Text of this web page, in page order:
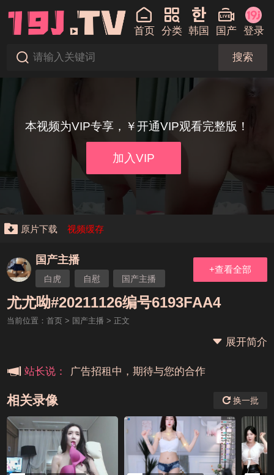
首页 分类 韩国 国产 登录
搜索
本视频为VIP专享，￥开通VIP观看完整版！
加入VIP
原片下载 视频缓存
国产主播
白虎 自慰
国产主播
尤尤呦
+查看全部
尤尤呦#20211126编号6193FAA4
当前位置： 首页> 国产主播 > 正文
展开简介
站长说：
本站大事件(19j网站发展历程)
广告招租中，期待与您的合作
相关录像 换一批